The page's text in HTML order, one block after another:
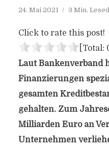
24. Mai 2021 3 Min.
Click to rate this post!
[Total:
Laut Bankenverband
Finanzierungen
gesamten
gehalten. Zum
Milliarden Euro an
Unternehmen